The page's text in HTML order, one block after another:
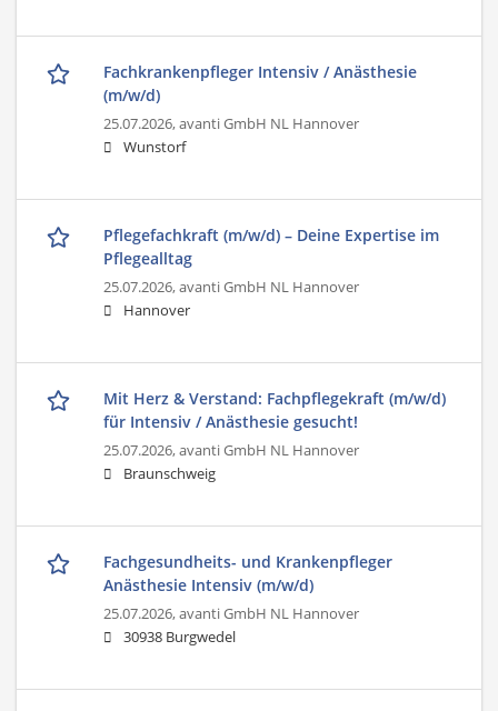
Fachkrankenpfleger Intensiv / Anästhesie
(m/w/d)
25.07.2026,avanti GmbH NL Hannover
Wunstorf
Pflegefachkraft (m/w/d) – Deine Expertise im
Pflegealltag
25.07.2026,avanti GmbH NL Hannover
Hannover
Mit Herz & Verstand: Fachpflegekraft (m/w/d)
für Intensiv / Anästhesie gesucht!
25.07.2026,avanti GmbH NL Hannover
Braunschweig
Fachgesundheits- und Krankenpfleger
Anästhesie Intensiv (m/w/d)
25.07.2026,avanti GmbH NL Hannover
30938 Burgwedel